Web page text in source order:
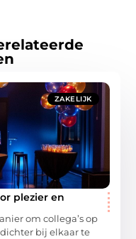
ZAKELIJK
plezier en
om collega’s op
bij elkaar te